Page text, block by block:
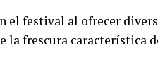
el festival al ofrecer
la frescura característica